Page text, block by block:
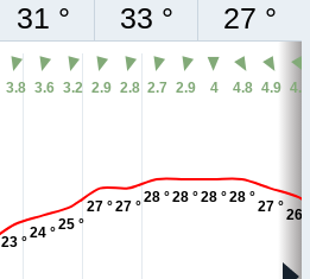
31 ° 33 ° 27 °
23 °
24 °
25 °
27 °27 °
28 °28 °28 °28 °
27 °
26
3.8 3.6 3.2 2.9 2.8 2.7 2.9 4 4.8 4.9 4.6